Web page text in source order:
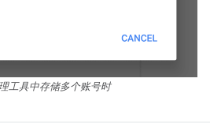
工具中存储多个账号时